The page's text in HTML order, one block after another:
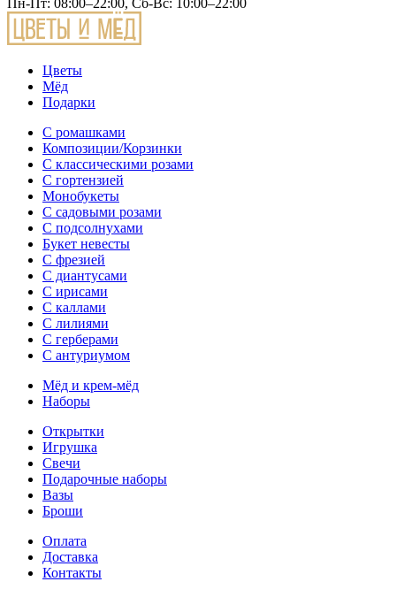
Пн-Пт: 08:00–22:00, Сб-Вс: 10:00–22:00
Цветы
Мёд
Подарки
С ромашками
Композиции/Корзинки
С классическими розами
С гортензией
Монобукеты
С садовыми розами
С подсолнухами
Букет невесты
С фрезией
С диантусами
С ирисами
С каллами
C лилиями
С герберами
С антуриумом
Мёд и крем-мёд
Наборы
Открытки
Игрушка
Свечи
Подарочные наборы
Вазы
Броши
Оплата
Доставка
Контакты